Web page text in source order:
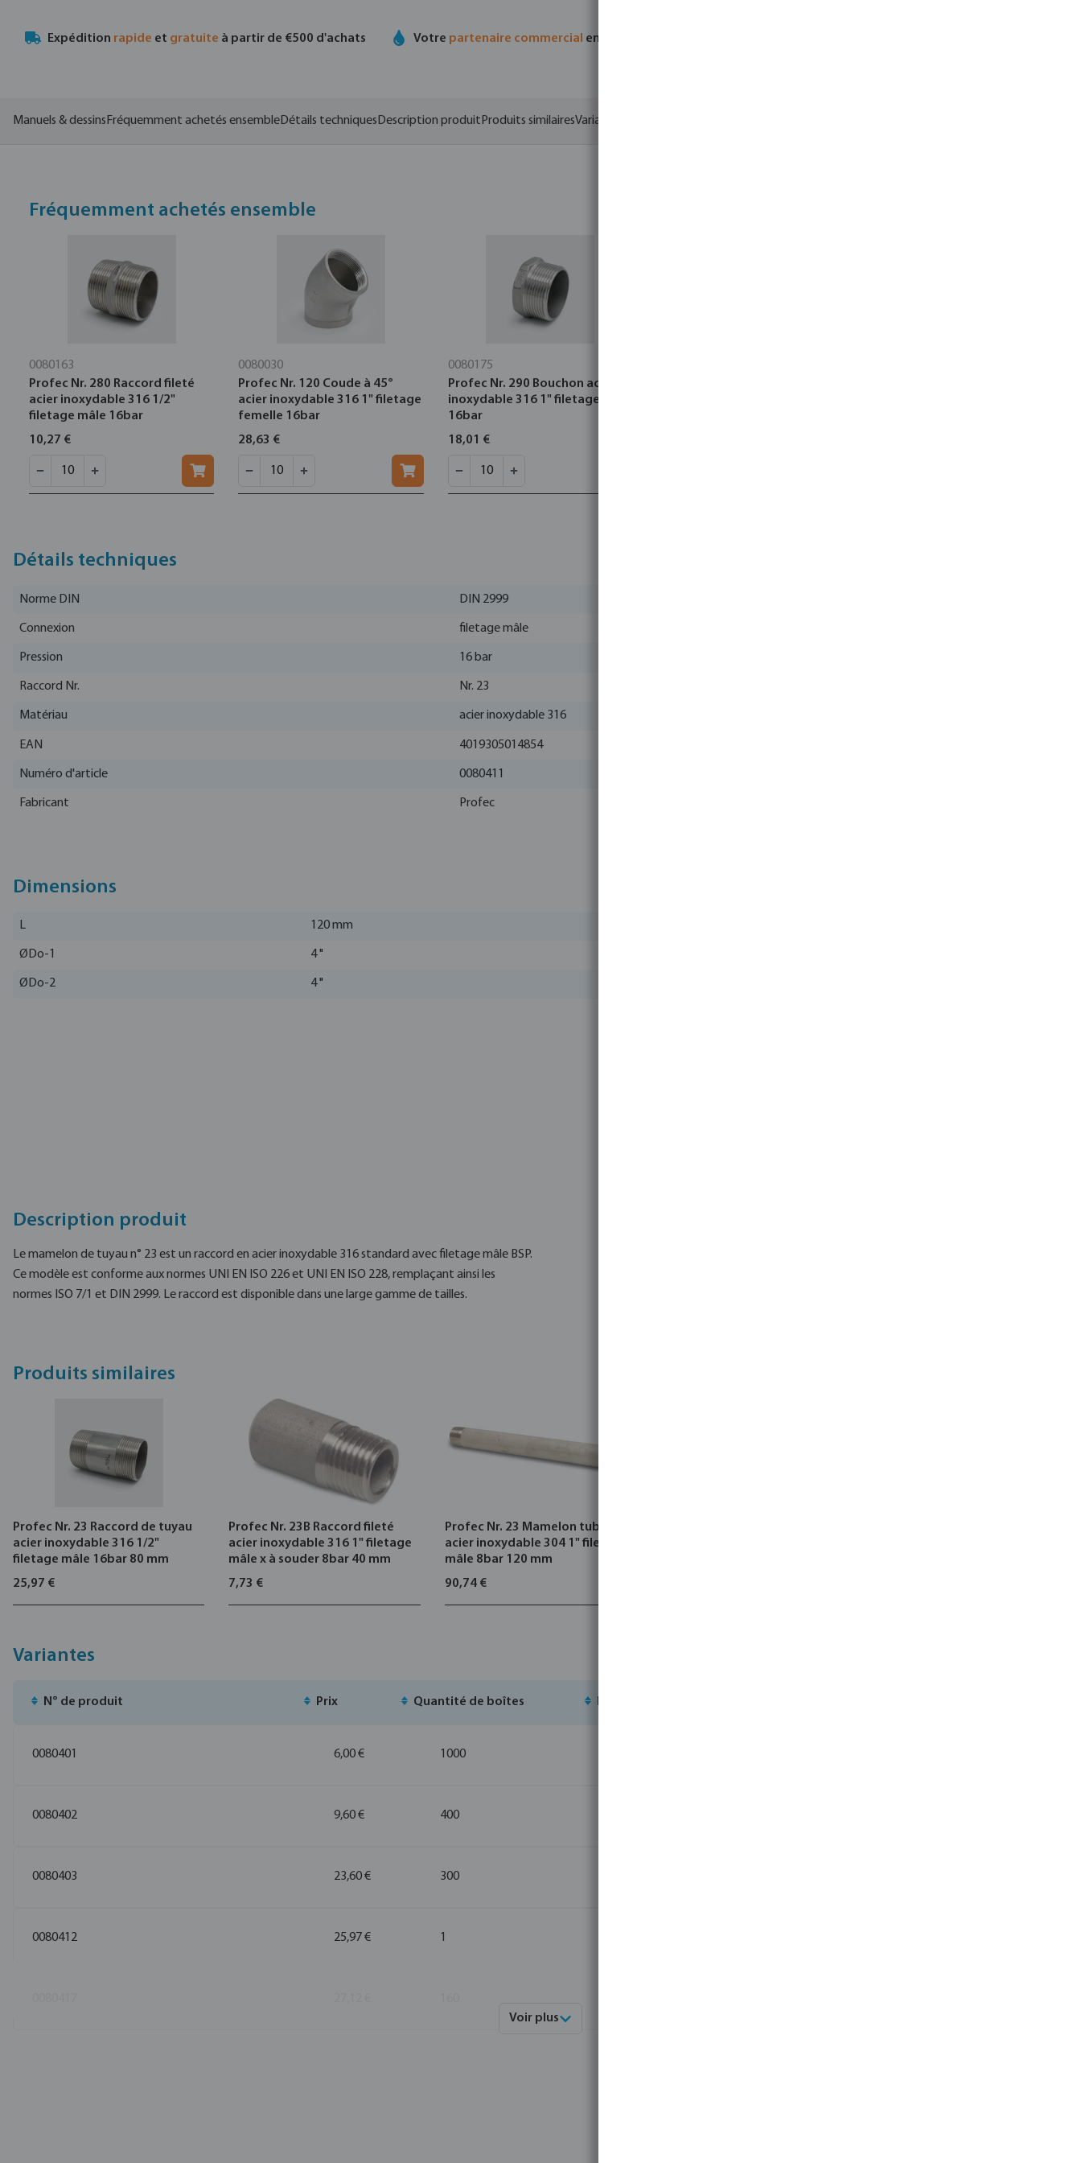
Expédition rapide et gratuite à partir de €500 d'achats Votre partenaire commercial en matière de technologie de l'eau
Manuels & dessins Fréquemment achetés ensembleDétails techniques Description produit Produits similairesVariantes
Fréquemment achetés ensemble
0080163
Profec Nr. 280 Raccord fileté
acier inoxydable 316 1/2"
filetage mâle 16bar
10,27 €
0080030
Profec Nr. 120 Coude à 45°
acier inoxydable 316 1" filetage
femelle 16bar
28,63 €
0080175
Profec Nr. 290 Bouchon acier
inoxydable 316 1" filetage mâle
16bar
18,01 €
Détails techniques
Norme DIN DIN 2999
Connexion filetage mâle
Pression 16 bar
Raccord Nr. Nr. 23
Matériau acier inoxydable 316
EAN 4019305014854
Numéro d'article 0080411
Fabricant Profec
Dimensions
L 120 mm
ØDo-1 4 "
ØDo-2 4 "
Description produit
Le mamelon de tuyau n° 23 est un raccord en acier inoxydable 316 standard avec filetage mâle BSP.
Ce modèle est conforme aux normes UNI EN ISO 226 et UNI EN ISO 228, remplaçant ainsi les
normes ISO 7/1 et DIN 2999. Le raccord est disponible dans une large gamme de tailles.
Produits similaires
Profec Nr. 23 Raccord de tuyau
acier inoxydable 316 1/2"
filetage mâle 16bar 80 mm
25,97 €
Profec Nr. 23B Raccord fileté
acier inoxydable 316 1" filetage
mâle x à souder 8bar 40 mm
7,73 €
Profec Nr. 23 Mamelon tube
acier inoxydable 304 1" filetage
mâle 8bar 120 mm
90,74 €
Variantes
N° de produit Prix Quantité de boîtes
0080401 6,00 € 1000
0080402 9,60 € 400
0080403 23,60 € 300
0080412 25,97 € 1
Voir plus